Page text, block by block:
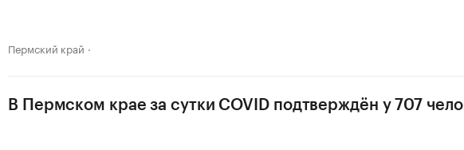
Пермский край
В Пермском крае за сутки COVID подтверждён у 707